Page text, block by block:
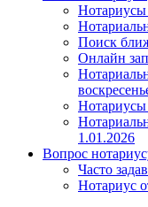
Нотариусы
Поиск
Онлайн
Нотариусы
1.01.2026
Вопрос
Часто
Нотариус